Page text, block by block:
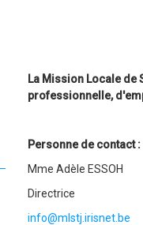
La Mission Locale
professionnelle,
Personne de contact :
Mme Adèle ESSOH
Directrice
info@mlstj.irisnet.be